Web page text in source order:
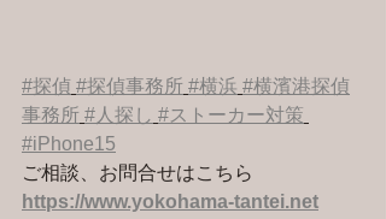
#探偵 #探偵事務所 #横浜 #横濱港探偵
事務所 #人探し #ストーカー対策
#iPhone15
ご相談、お問合せはこちら
https://www.yokohama-tantei.net